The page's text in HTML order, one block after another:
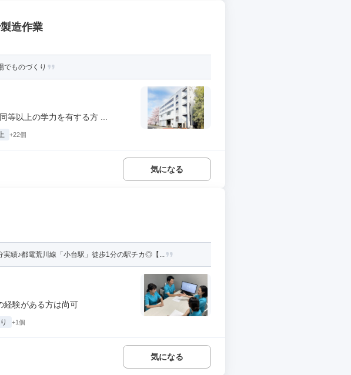
造作業
ものづくり
等以上の学力を有する方 ...
+22個
気になる
績♪都電荒川線「小台駅」徒歩1分の駅チカ◎【...
験がある方は尚可
+1個
気になる